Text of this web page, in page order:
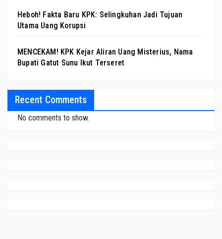
Heboh! Fakta Baru KPK: Selingkuhan Jadi Tujuan
Utama Uang Korupsi
MENCEKAM! KPK Kejar Aliran Uang Misterius, Nama
Bupati Gatut Sunu Ikut Terseret
Recent Comments
No comments to show.